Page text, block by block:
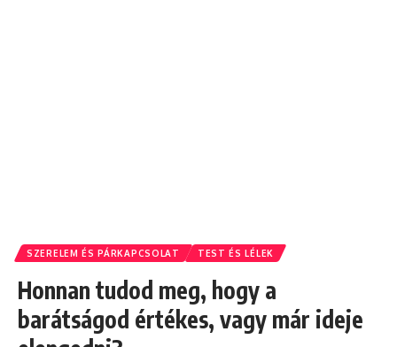
SZERELEM ÉS PÁRKAPCSOLAT TEST ÉS LÉLEK
Honnan tudod meg, hogy a
barátságod értékes, vagy már ideje